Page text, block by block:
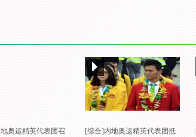
奥运精英代表团召
[综合]内地奥运精英代表团抵